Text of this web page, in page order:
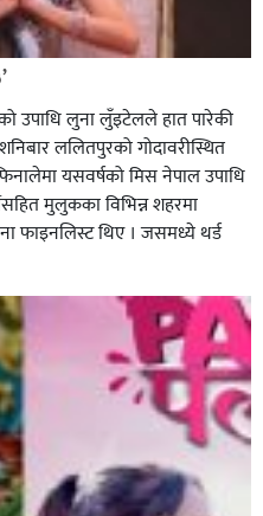
उपाधि लुना लुँइटेलले हात पारेकी
ललितपुरको गोदावरीस्थित
यसवर्षको मिस नेपाल उपाधि
मुलुकका विभिन्न शहरमा
फाइनलिस्ट थिए । जसमध्ये थर्ड